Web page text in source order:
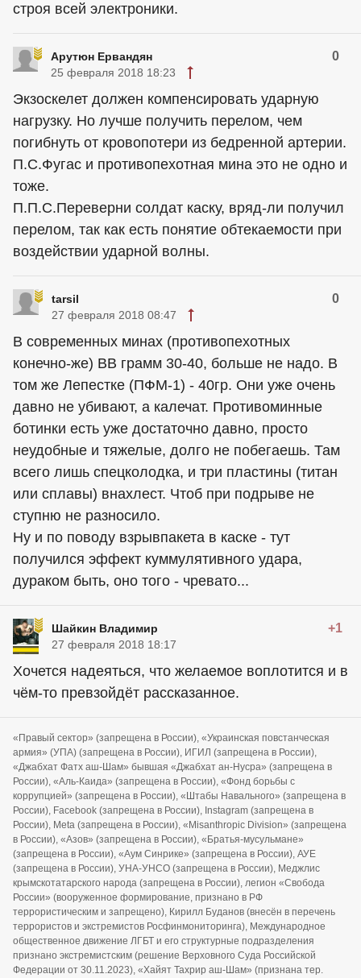
строя всей электроники.
Арутюн Ервандян 0
25 февраля 2018 18:23
Экзоскелет должен компенсировать ударную
нагрузку. Но лучше получить перелом, чем
погибнуть от кровопотери из бедренной артерии.
П.С.Фугас и противопехотная мина это не одно и
тоже.
П.П.С.Переверни солдат каску, вряд-ли получил
перелом, так как есть понятие обтекаемости при
воздействии ударной волны.
tarsil 0
27 февраля 2018 08:47
В современных минах (противопехотных
конечно-же) ВВ грамм 30-40, больше не надо. В
том же Лепестке (ПФМ-1) - 40гр. Они уже очень
давно не убивают, а калечат. Противоминные
ботинки есть уже достаточно давно, просто
неудобные и тяжелые, долго не побегаешь. Там
всего лишь спецколодка, и три пластины (титан
или сплавы) внахлест. Чтоб при подрыве не
ступню не разносило.
Ну и по поводу взрывпакета в каске - тут
получился эффект куммулятивного удара,
дураком быть, оно того - чревато...
Шайкин Владимир +1
27 февраля 2018 18:17
Хочется надеяться, что желаемое воплотится и в
чём-то превзойдёт рассказанное.
«Правый сектор» (запрещена в России), «Украинская повстанческая
армия» (УПА) (запрещена в России), ИГИЛ (запрещена в России),
«Джабхат Фатх аш-Шам» бывшая «Джабхат ан-Нусра» (запрещена в
России), «Аль-Каида» (запрещена в России), «Фонд борьбы с
коррупцией» (запрещена в России), «Штабы Навального» (запрещена в
России), Facebook (запрещена в России), Instagram (запрещена в
России), Meta (запрещена в России), «Misanthropic Division» (запрещена
в России), «Азов» (запрещена в России), «Братья-мусульмане»
(запрещена в России), «Аум Синрике» (запрещена в России), АУЕ
(запрещена в России), УНА-УНСО (запрещена в России), Меджлис
крымскотатарского народа (запрещена в России), легион «Свобода
России» (вооруженное формирование, признано в РФ
террористическим и запрещено), Кирилл Буданов (внесён в перечень
террористов и экстремистов Росфинмониторинга), Международное
общественное движение ЛГБТ и его структурные подразделения
признано экстремистским (решение Верховного Суда Российской
Федерации от 30.11.2023), «Хайят Тахрир аш-Шам» (признана тер.